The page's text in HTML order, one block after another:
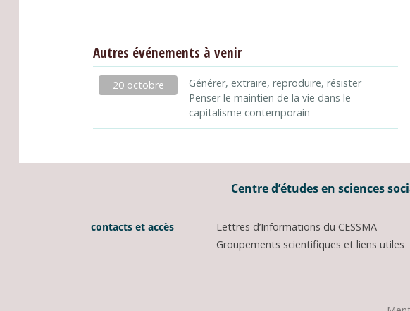
Autres événements à venir
20 octobre
Générer, extraire, reproduire, résister
Penser le maintien de la vie dans le
capitalisme contemporain
Centre d’études en sciences
contacts et accès
Lettres d’Informations du CESSMA
Groupements scientifiques et liens utiles